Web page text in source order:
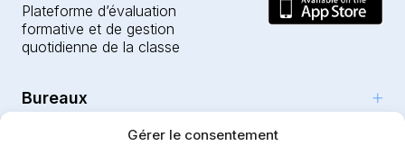
Gérer le consentement
Plateforme d’évaluation
formative et de gestion
quotidienne de la classe
Bureaux